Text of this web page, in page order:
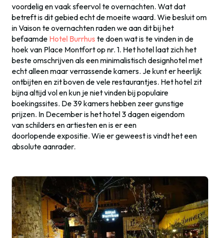
voordelig en vaak sfeervol te overnachten. Wat dat
betreft is dit gebied echt de moeite waard. Wie besluit om
in Vaison te overnachten raden we aan dit bij het
befaamde Hotel Burrhus te doen wat is te vinden in de
hoek van Place Montfort op nr. 1. Het hotel laat zich het
beste omschrijven als een minimalistisch designhotel met
echt alleen maar verrassende kamers. Je kunt er heerlijk
ontbijten en zit boven de vele restaurantjes. Het hotel zit
bijna altijd vol en kun je niet vinden bij populaire
boekingssites. De 39 kamers hebben zeer gunstige
prijzen. In December is het hotel 3 dagen eigendom
van schilders en artiesten en is er een
doorlopende expositie. Wie er geweest is vindt het een
absolute aanrader.